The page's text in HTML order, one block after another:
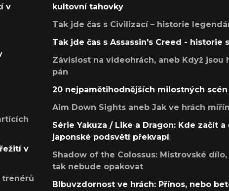
v
v
trenérů
kultovní tahovky
Tak jde čas s Civilizací – historie
Tak jde čas s Assassin's Creed - historie
Závislost na videohrách, aneb Když jsou
pán
20 nejpamětihodnějších milostných scén
Aim Down Sights aneb Jak ve hrách
Série Yakuza / Like a Dragon: Kde začít a
japonské podsvětí překvapí
Shadow of the Colossus: Mistrovské
tak nebude opakovat
Blbuvzdornost ve hrách: Přínos, nebo